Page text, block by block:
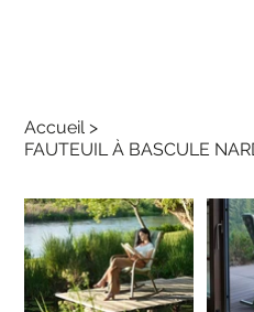
Accueil >